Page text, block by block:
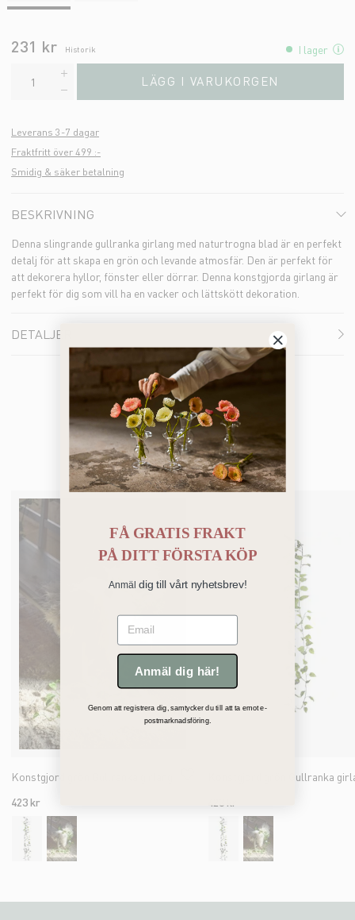
231 kr Historik I lager
LÄGG I VARUKORGEN
Leverans 3-7 dagar
Fraktfritt över 499 :-
Smidig & säker betalning
BESKRIVNING
Denna slingrande gullranka girlang med naturtrogna blad är en perfekt
detalj för att skapa en grön och levande atmosfär. Den är perfekt för
att dekorera hyllor, fönster eller dörrar. Denna konstgjorda girlang är
perfekt för dig som vill ha en vacker och lättskött dekoration.
DETALJER
Bästsäljare
Konstgjord grön Gullranka girlang
423 kr
Konstgjord grön Gullranka
FÅ GRATIS FRAKT
PÅDITT FÖRSTA KÖP
Anmäl dig till vårt nyhetsbrev!
Email
Anmäl dig här!
Genom att registrera dig, samtycker du till att ta emot e-
postmarknadsföring.